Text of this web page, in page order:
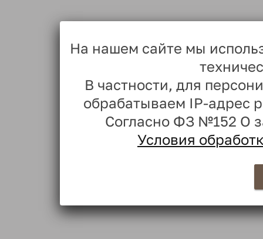
На нашем сайте мы
В частности, для
обрабатываем IP-адрес
Согласно ФЗ №152 О
Условия